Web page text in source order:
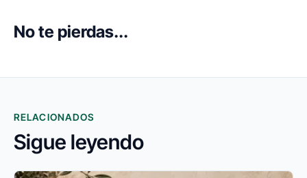
No te pierdas...
RELACIONADOS
Sigue leyendo